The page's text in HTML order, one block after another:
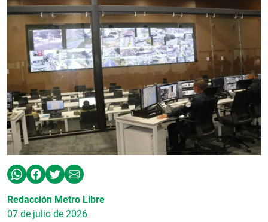
Redacción Metro Libre
07 de julio de 2026